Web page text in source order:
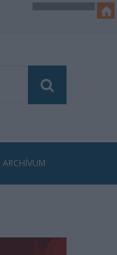
ARCHÍVUM